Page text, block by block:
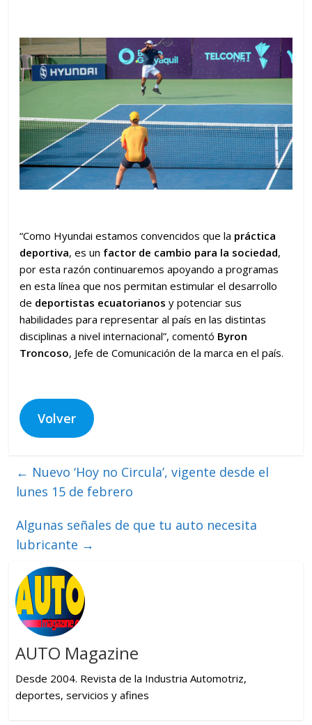
“Como Hyundai estamos convencidos que la práctica
deportiva, es un factor de cambio para la sociedad,
por esta razón continuaremos apoyando a programas
en esta línea que nos permitan estimular el desarrollo
de deportistas ecuatorianos y potenciar sus
habilidades para representar al país en las distintas
disciplinas a nivel internacional”, comentó Byron
Troncoso, Jefe de Comunicación de la marca en el país.
Volver
← Nuevo ‘Hoy no Circula’, vigente desde el
lunes 15 de febrero
Algunas señales de que tu auto necesita
lubricante →
AUTO Magazine
Desde 2004. Revista de la Industria Automotriz,
deportes, servicios y afines